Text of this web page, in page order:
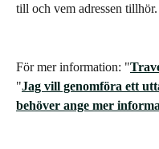
till och vem adressen tillhör.
För mer information: "
"Jag vill genomföra ett
behöver ange mer